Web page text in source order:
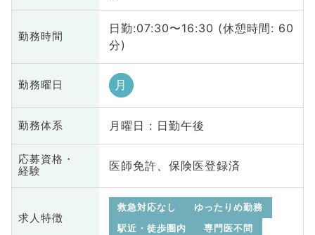
勤務時間
日勤:07:30〜16:30 (休憩時間: 60
分)
勤務曜日 月
勤務体系 月曜日 : 日勤午後
応募資格・
経験
医師免許、保険医登録済
求人特徴
救急対応なし
ゆったりめ勤務
駅近・徒歩圏内
専門医不問